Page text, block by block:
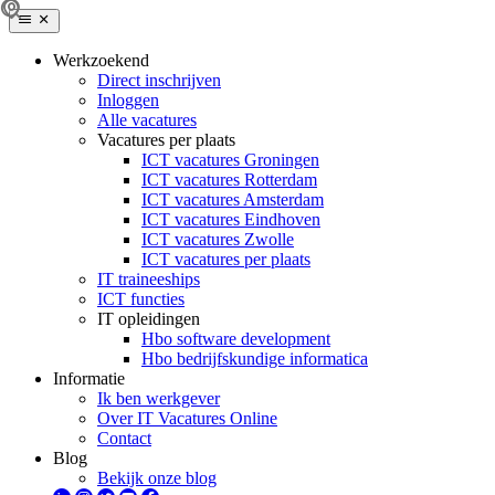
Werkzoekend
Direct inschrijven
Inloggen
Alle vacatures
Vacatures per plaats
ICT vacatures Groningen
ICT vacatures Rotterdam
ICT vacatures Amsterdam
ICT vacatures Eindhoven
ICT vacatures Zwolle
ICT vacatures per plaats
IT traineeships
ICT functies
IT opleidingen
Hbo software development
Hbo bedrijfskundige informatica
Informatie
Ik ben werkgever
Over IT Vacatures Online
Contact
Blog
Bekijk onze blog